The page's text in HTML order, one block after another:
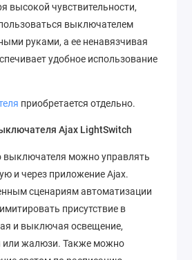
высокой чувствительности,
выключателем
руками, а ее ненавязчивая
удобное использование
приобретается отдельно.
Ajax LightSwitch
можно управлять
и через приложение Ajax.
сценариям автоматизации
присутствие в
и выключая освещение,
или жалюзи. Также можно